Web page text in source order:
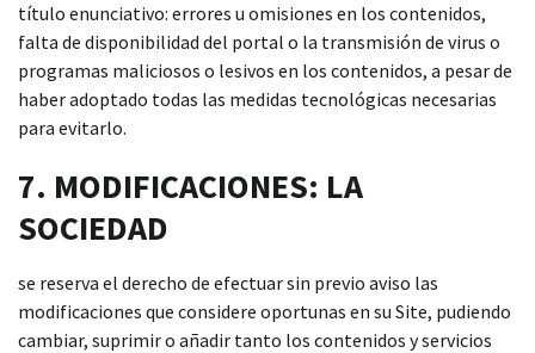
título enunciativo: errores u omisiones en los contenidos,
falta de disponibilidad del portal o la transmisión de virus o
programas maliciosos o lesivos en los contenidos, a pesar de
haber adoptado todas las medidas tecnológicas necesarias
para evitarlo.
7. MODIFICACIONES: LA
SOCIEDAD
se reserva el derecho de efectuar sin previo aviso las
modificaciones que considere oportunas en su Site, pudiendo
cambiar, suprimir o añadir tanto los contenidos y servicios